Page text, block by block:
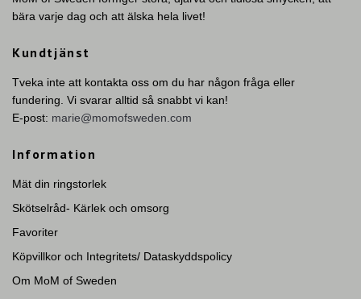
bära varje dag och att älska hela livet!
Kundtjänst
Tveka inte att kontakta oss om du har någon fråga eller
fundering. Vi svarar alltid så snabbt vi kan!
E-post: marie@momofsweden.com
Information
Mät din ringstorlek
Skötselråd- Kärlek och omsorg
Favoriter
Köpvillkor och Integritets/ Dataskyddspolicy
Om MoM of Sweden